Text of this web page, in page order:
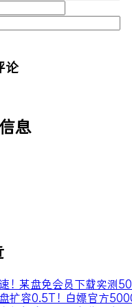
论
息
！某盘免会员下载实测
扩容0.5T！白嫖官方